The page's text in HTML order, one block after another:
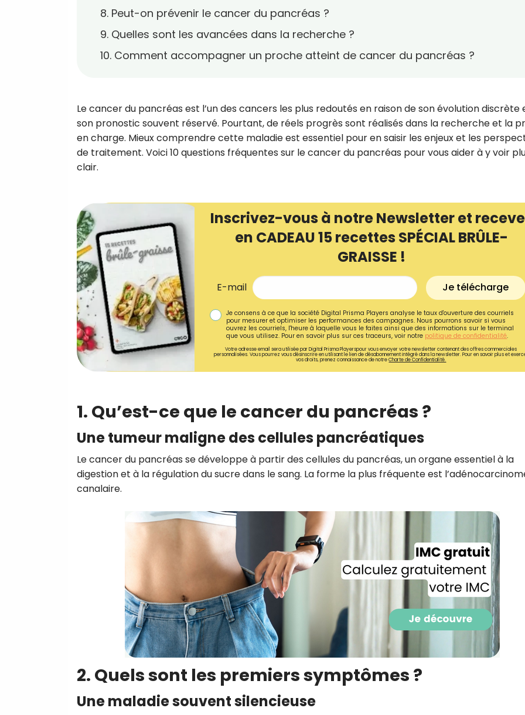
8. Peut-on prévenir le cancer du pancréas ?
9. Quelles sont les avancées dans la recherche ?
10. Comment accompagner un proche atteint de cancer du pancréas ?
Le cancer du pancréas est l’un des cancers les plus redoutés en raison de son évolution discrète
son pronostic souvent réservé. Pourtant, de réels progrès sont réalisés dans la recherche et la
en charge. Mieux comprendre cette maladie est essentiel pour en saisir les enjeux et les
de traitement. Voici 10 questions fréquentes sur le cancer du pancréas pour vous aider à y voir
clair.
Inscrivez-vous à notre Newsletter et
en CADEAU 15 recettes SPÉCIAL BRÛLE-
GRAISSE !
E-mail Je télécharge
Je consens à ce que la société Digital Prisma Players analyse le taux d'ouverture des courriels
pour mesurer et optimiser les performances des campagnes. Nous pourrons savoir si vous
ouvrez les courriels, l'heure à laquelle vous le faites ainsi que des informations sur le terminal
que vous utilisez. Pour en savoir plus sur ces traceurs, voir notre politique de confidentialité.
Votre adresse email sera utilisée par Digital Prisma Playerspour vous envoyer votre newsletter contenant des offres commerciales
personnalisées. Vous pourrez vous désinscrire en utilisant le lien de désabonnement intégré dans la newsletter. Pour en savoir plus et
vos droits, prenez connaissance de notreCharte de Confidentialité.
1. Qu’est-ce que le cancer du pancréas ?
Une tumeur maligne des cellules pancréatiques
Le cancer du pancréas se développe à partir des cellules du pancréas, un organe essentiel à la
digestion et à la régulation du sucre dans le sang. La forme la plus fréquente est
canalaire.
2. Quels sont les premiers symptômes ?
Une maladie souvent silencieuse
Recevez gratuitement
recettes inédites de
!
Ainsi que la newsletter
Je consens à ce que la société
Prisma Players analyse le taux
des courriels pour mesurer et
performances des campagnes.
utilisez. Pour en savoir plus sur ces
politique de confidentialité
Je reçois mon cadeau !
Votre adresse email sera utilisée par Digital Prisma
envoyer votre newsletter contenant des offres
personnalisées. Vous pourrez vous désinscrire en
désabonnement intégré dans la newsletter. Pour en
exercer vos droits, prenez connaissance de notre
Confidentialité .